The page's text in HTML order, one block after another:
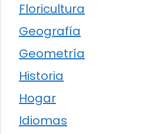
Floricultura
Geografía
Geometría
Historia
Hogar
Idiomas